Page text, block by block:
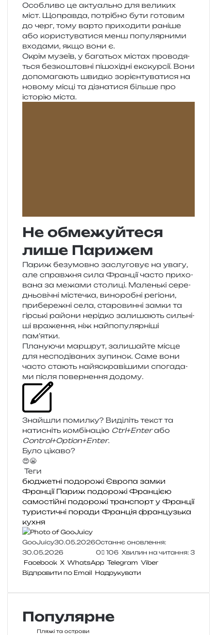
Особливо це акту­аль­но для вели­ких
міст. Щоправда, потрі­бно бути гото­вим
до черг, тому варто при­хо­ди­ти рані­ше
або кори­сту­ва­ти­ся менш попу­ляр­ни­ми
вхо­да­ми, якщо вони є.
Окрім музе­їв, у бага­тьох містах про­во­дя­
ться без­ко­штов­ні пішо­хі­дні екс­кур­сії. Вони
допо­ма­га­ють швид­ко зорі­єн­ту­ва­ти­ся на
ново­му місці та дізна­ти­ся біль­ше про
істо­рію міста.
Не обмежуйтеся
лише Парижем
Париж без­умов­но заслу­го­вує на увагу,
але справ­жня сила Франції часто при­хо­
ва­на за межа­ми сто­ли­ці. Маленькі сере­
дньо­ві­чні місте­чка, вино­ро­бні регіо­ни,
при­бе­ре­жні села, ста­ро­вин­ні замки та
гір­ські райо­ни нерід­ко зали­ша­ють силь­ні­
ші вра­же­н­ня, ніж най­по­пу­ляр­ні­ші
пам’ятки.
Плануючи мар­шрут, зали­шай­те місце
для неспо­ді­ва­них зупи­нок. Саме вони
часто ста­ють най­яскра­ві­ши­ми спо­га­да­
ми після повер­не­н­ня додому.
Знайшли помил­ку? Виділіть текст та
нати­сніть ком­бі­на­цію Ctrl+Enterабо
Control+Option+Enter.
Було цікаво?
😍😬
Теги
бюджетні подорожі Європа замки
Франції Париж подорожі Францією
самостійні подорожі транспорт у Франції
туристичні поради Франція французька
кухня
GooJuicy30.05.2026Останнє оновлення:
30.05.2026
0 106 Хвилин на читання: 3
Facebook X WhatsApp Telegram Viber
Відправити по Email Надрукувати
Популярне
Пляжі та острови